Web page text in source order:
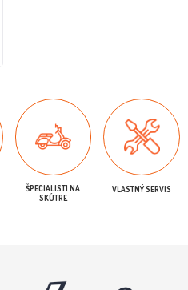
ŠPECIALISTI NA
SKÚTRE
VLASTNÝ SERVIS